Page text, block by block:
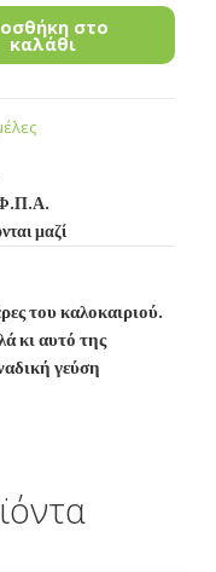
στο
καλάθι
Φ.Π.Α.
μαζί
του καλοκαιριού.
κι αυτό της
γεύση